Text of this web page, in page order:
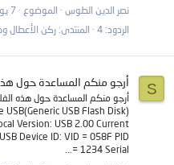
نصر الدين الطوس
الموضوع 7 يونيو 2013
الردود: 4
المنتدى: ركن الأعطال
S أرجو منكم المساعدة حول
USB Flash Disk)
Version: USB 2.00 Current
Device ID: VID = 058F PID
= 1234 Serial...